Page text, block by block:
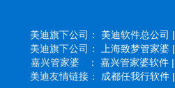
美迪旗下公司： 美迪软件总公司 |
美迪旗下公司：
上海致梦管家婆 |
嘉兴管家婆 ： 嘉兴管家婆软件 |
美迪友情链接： 成都任我行软件 |